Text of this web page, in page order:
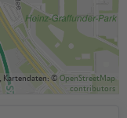
, Kartendaten: ©OpenStreetMap
contributors